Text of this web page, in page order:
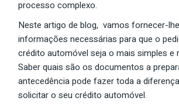
processo complexo.
Neste artigo de blog, vamos fornecer-
informações necessárias para que o
crédito automóvel seja o mais simples e
Saber quais são os documentos a
antecedência pode fazer toda a
solicitar o seu crédito automóvel.